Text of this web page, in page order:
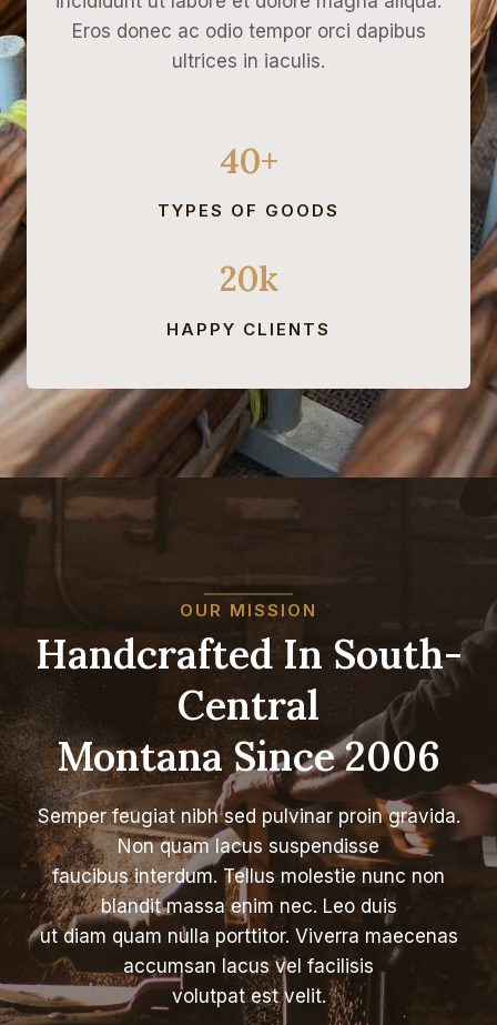
₽
Eros donec ac odio tempor orci dapibus
ultrices in iaculis.
40+
TYPES OF GOODS
20k
HAPPY CLIENTS
OUR MISSION
Handcrafted In South-
Central
Montana Since 2006
Semper feugiat nibh sed pulvinar proin gravida.
Non quam lacus suspendisse
faucibus interdum. Tellus molestie nunc non
blandit massa enim nec. Leo duis
ut diam quam nulla porttitor. Viverra maecenas
accumsan lacus vel facilisis
volutpat est velit.